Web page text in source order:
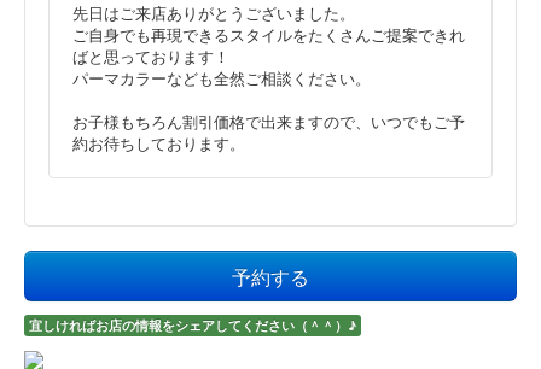
先日はご来店ありがとうございました。
ご自身でも再現できるスタイルをたくさんご提案できれ
ばと思っております！
パーマカラーなども全然ご相談ください。
お子様もちろん割引価格で出来ますので、いつでもご予
約お待ちしております。
予約する
宜しければお店の情報をシェアしてください（＾＾）♪